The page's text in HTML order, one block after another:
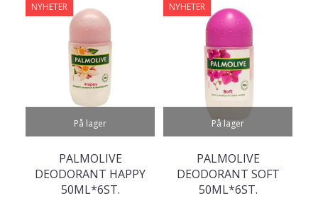
På lager
NYHETER
PALMOLIVE
DEODORANT HAPPY
50ML*6ST.
På lager
NYHETER
PALMOLIVE
DEODORANT SOFT
50ML*6ST.